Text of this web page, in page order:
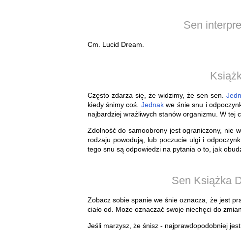
Sen
Cm. Lucid Dream.
Często zdarza się, że widzimy, że sen sen.
kiedy śnimy coś. Jednakwe śnie snu i
najbardziej wrażliwych stanów organizmu. W tej
Zdolność do samoobrony jest ograniczony, nie
rodzaju powodują, lub poczucie ulgi i
tego snu są odpowiedzi na pytania o to, jak
Sen Książka
Zobacz sobie spanie we śnie oznacza, że ​​jest
ciało od. Może oznaczać swoje niechęci do
Jeśli marzysz, że śnisz - najprawdopodobniej